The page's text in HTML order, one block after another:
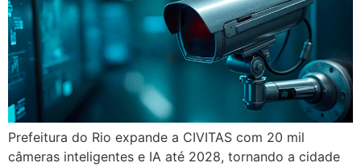
Prefeitura do Rio expande a CIVITAS com 20 mil
câmeras inteligentes e IA até 2028, tornando a cidade